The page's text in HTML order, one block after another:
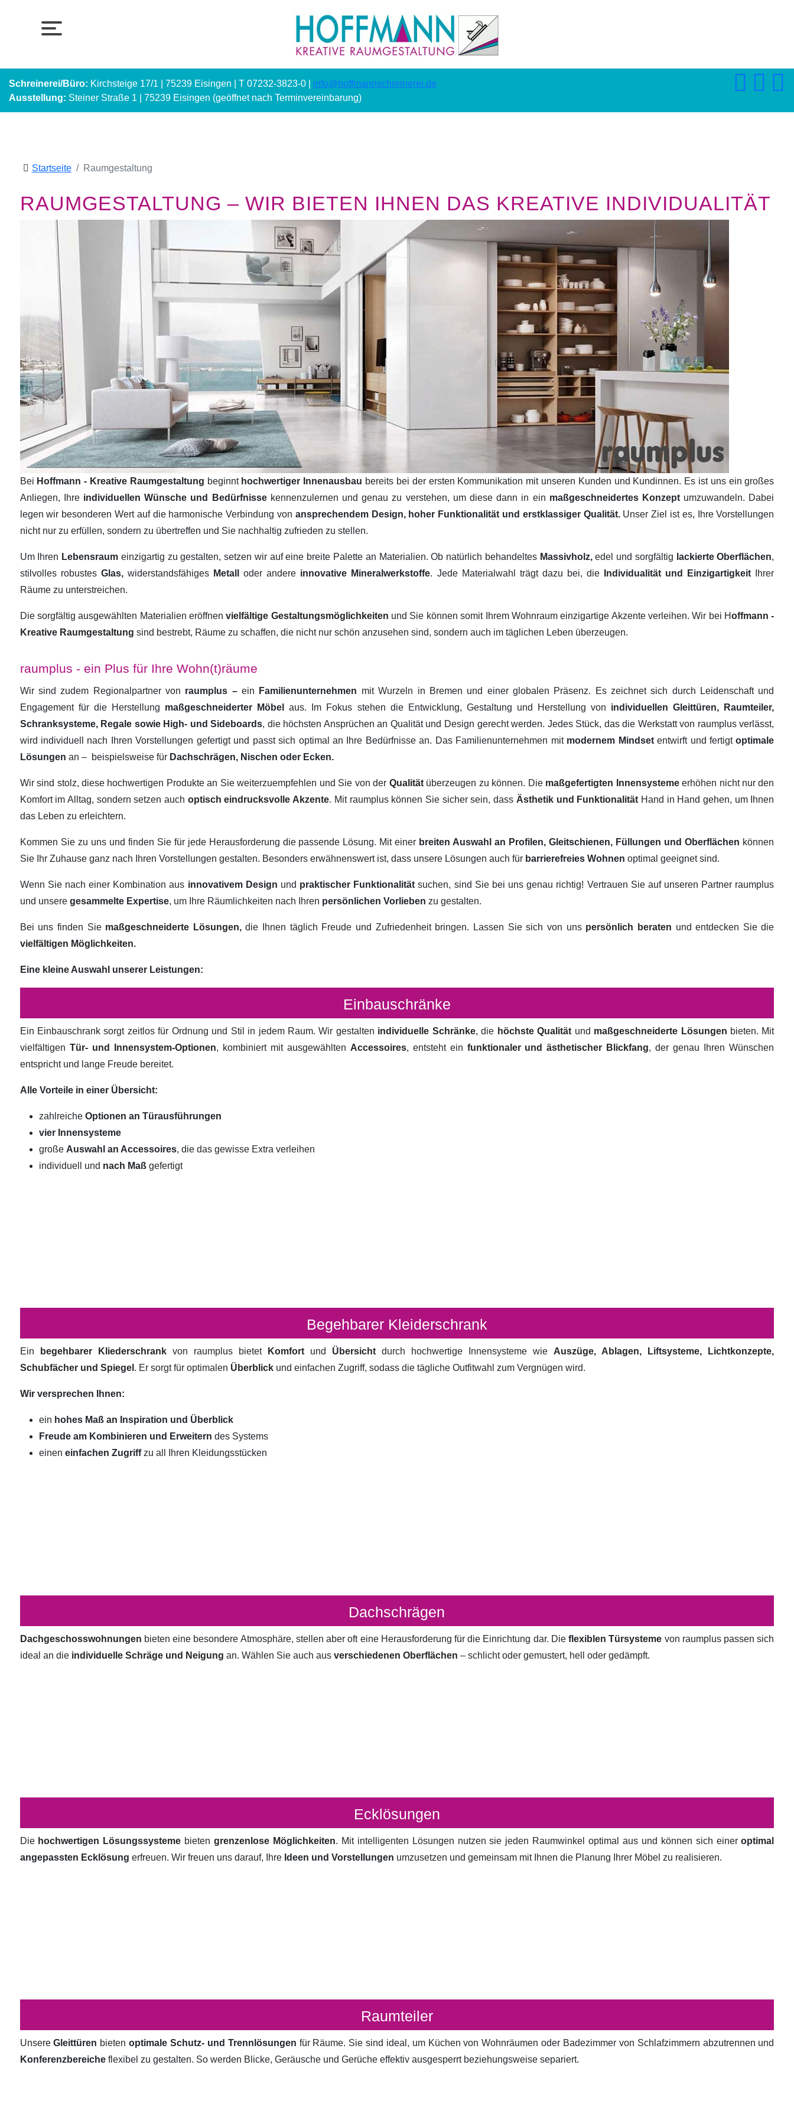
Schreinerei/Büro: Kirchsteige 17/1 | 75239 Eisingen | T 07232-3823-0 | info@hoffmannschreinerei.de
Ausstellung: Steiner Straße 1 | 75239 Eisingen (geöffnet nach Terminvereinbarung)
Startseite Raumgestaltung
RAUMGESTALTUNG – WIR BIETEN IHNEN DAS KREATIVE INDIVIDUALITÄT
Bei Hoffmann - Kreative Raumgestaltung beginnt hochwertiger Innenausbau bereits bei der ersten Kommunikation mit unseren Kunden und Kundinnen. Es ist uns ein großes
Anliegen, Ihre individuellen Wünsche und Bedürfnisse kennenzulernen und genau zu verstehen, um diese dann in ein maßgeschneidertes Konzept umzuwandeln. Dabei
legen wir besonderen Wert auf die harmonische Verbindung von ansprechendem Design, hoher Funktionalität und erstklassiger Qualität.Unser Ziel ist es, Ihre Vorstellungen
nicht nur zu erfüllen, sondern zu übertreffen und Sie nachhaltig zufrieden zu stellen.
Um Ihren Lebensraum einzigartig zu gestalten, setzen wir auf eine breite Palette an Materialien. Ob natürlich behandeltes Massivholz,edel und sorgfältig lackierte Oberflächen,
stilvolles robustes Glas,widerstandsfähiges Metalloder andere innovative Mineralwerkstoffe. Jede Materialwahl trägt dazu bei, die Individualität und Einzigartigkeit
Ihrer
Räume zu unterstreichen.
Die sorgfältig ausgewählten Materialien eröffnenvielfältige Gestaltungsmöglichkeiten und Sie können somit Ihrem Wohnraum einzigartige Akzente verleihen. Wir bei Hoffmann -
Kreative Raumgestaltung sind bestrebt, Räume zu schaffen, die nicht nur schön anzusehen sind, sondern auch im täglichen Leben überzeugen.
raumplus - ein Plus für Ihre Wohn(t)räume
Wir sind zudem Regionalpartner von raumplus –ein Familienunternehmen mit Wurzeln in Bremen und einer globalen Präsenz. Es zeichnet sich durch Leidenschaft und
Engagement für die Herstellung maßgeschneiderter Möbelaus. Im Fokus stehen die Entwicklung, Gestaltung und Herstellung von individuellen Gleittüren, Raumteiler,
Schranksysteme, Regale sowie High- und Sideboards, die höchsten Ansprüchen an Qualität und Design gerecht werden. Jedes Stück, das die Werkstatt von raumplus verlässt,
wird individuell nach Ihren Vorstellungen gefertigt und passt sich optimal an Ihre Bedürfnisse an. Das Familienunternehmen mit modernem Mindsetentwirft und fertigtoptimale
Lösungen an – beispielsweise für Dachschrägen, Nischen oder Ecken.
Wir sind stolz, diese hochwertigen Produkte an Sie weiterzuempfehlen und Sie von der Qualität überzeugen zu können. Die maßgefertigten Innensystemeerhöhen nicht nur den
Komfort im Alltag, sondern setzen auch optisch eindrucksvolle Akzente. Mit raumplus können Sie sicher sein, dass Ästhetik und Funktionalität Hand in Hand gehen, um Ihnen
das Leben zu erleichtern.
Kommen Sie zu uns und finden Sie für jede Herausforderung die passende Lösung. Mit einer breiten Auswahl an Profilen, Gleitschienen, Füllungen und Oberflächen können
Sie Ihr Zuhause ganz nach Ihren Vorstellungen gestalten. Besonders erwähnenswert ist, dass unsere Lösungen auch für barrierefreies Wohnen optimal geeignet sind.
Wenn Sie nach einer Kombination aus innovativem Design und praktischer Funktionalitätsuchen, sind Sie bei uns genau richtig! Vertrauen Sie auf unseren Partner raumplus
und unsere gesammelte Expertise, um Ihre Räumlichkeiten nach Ihren persönlichen Vorlieben zu gestalten.
Bei uns finden Sie maßgeschneiderte Lösungen,die Ihnen täglich Freude und Zufriedenheit bringen. Lassen Sie sich von uns persönlich beraten und entdecken Sie die
vielfältigen Möglichkeiten.
Eine kleine Auswahl unserer Leistungen:
Einbauschränke
Ein Einbauschrank sorgt zeitlos für Ordnung und Stil in jedem Raum. Wir gestalten individuelle Schränke, die höchste Qualität und maßgeschneiderte Lösungen bieten. Mit
vielfältigen Tür- und Innensystem-Optionen, kombiniert mit ausgewählten Accessoires, entsteht ein funktionaler und ästhetischer Blickfang, der genau Ihren Wünschen
entspricht und lange Freude bereitet.
Alle Vorteile in einer Übersicht:
zahlreiche Optionen an Türausführungen
vier Innensysteme
große Auswahl an Accessoires, die das gewisse Extra verleihen
individuell und nach Maß gefertigt
Begehbarer Kleiderschrank
Ein begehbarer Kliederschrank von raumplus bietet Komfort und Übersicht durch hochwertige Innensysteme wie Auszüge, Ablagen, Liftsysteme, Lichtkonzepte,
Schubfächer und Spiegel . Er sorgt für optimalen Überblickund einfachen Zugriff, sodass die tägliche Outfitwahl zum Vergnügen wird.
Wir versprechen Ihnen:
ein hohes Maß an Inspiration und Überblick
Freude am Kombinieren und Erweitern des Systems
einen einfachen Zugriffzu all Ihren Kleidungsstücken
Dachschrägen
Dachgeschosswohnungen bieten eine besondere Atmosphäre, stellen aber oft eine Herausforderung für die Einrichtung dar. Dieflexiblen Türsysteme von raumplus passen sich
ideal an die individuelle Schräge und Neigung an. Wählen Sie auch aus verschiedenen Oberflächen – schlicht oder gemustert, hell oder gedämpft.
Ecklösungen
Die hochwertigen Lösungssysteme bietengrenzenlose Möglichkeiten. Mit intelligenten Lösungen nutzen sie jeden Raumwinkel optimal aus und können sich eineroptimal
angepassten Ecklösung erfreuen. Wir freuen uns darauf, Ihre Ideen und Vorstellungen umzusetzen und gemeinsam mit Ihnen die Planung Ihrer Möbel zu realisieren.
Raumteiler
UnsereGleittüren bietenoptimale Schutz- und Trennlösungen für Räume. Sie sind ideal, um Küchen von Wohnräumen oder Badezimmer von Schlafzimmern abzutrennen und
Konferenzbereiche flexibel zu gestalten. So werden Blicke, Geräusche und Gerüche effektiv ausgesperrt beziehungsweise separiert.